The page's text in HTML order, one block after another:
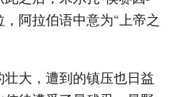
阿拉伯语中意为“上帝之
壮大，遭到的镇压也日益